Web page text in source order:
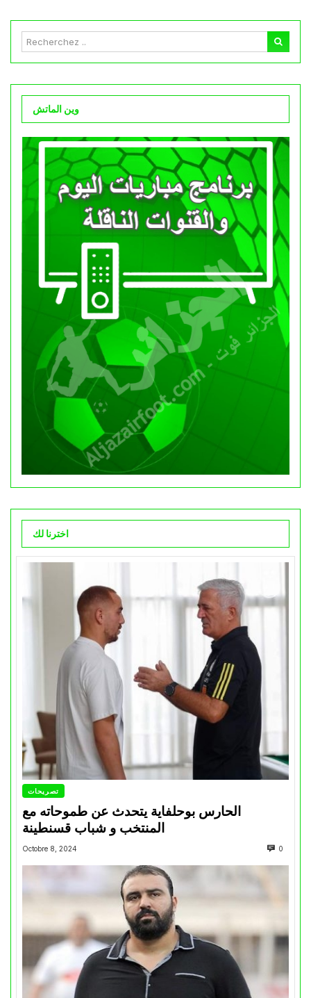
وين الماتش
اخترنا لك
تصريحات
الحارس بوحلفاية يتحدث عن طموحاته مع
المنتخب و شباب قسنطينة
Octobre 8, 2024 0